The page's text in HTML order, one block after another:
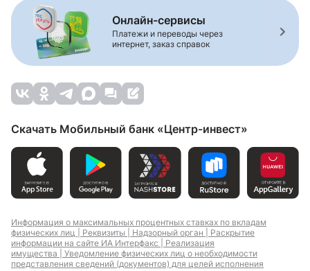
Онлайн-сервисы
Платежи и переводы через
интернет, заказ справок
Скачать Мобильный банк «Центр-инвест»
Информация о максимальных процентных ставках по вкладам
физических лиц | Реквизиты | Надзорный орган | Раскрытие
информации на сайте ИА Интерфакс | Реализация
имущества | Уведомление физических лиц о необходимости
представления сведений (документов) для целей исполнения